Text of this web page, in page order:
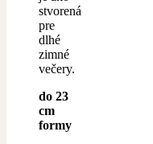
stvorená
pre
dlhé
zimné
večery.
do 23
cm
formy